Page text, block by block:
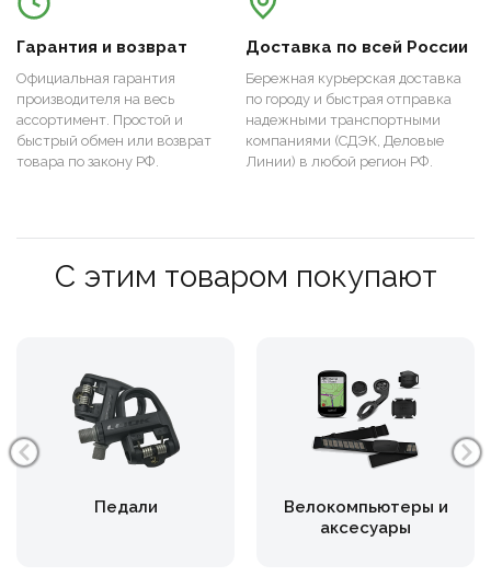
Гарантия и возврат
Официальная гарантия
производителя на весь
ассортимент. Простой и
быстрый обмен или возврат
товара по закону РФ.
Доставка по всей России
Бережная курьерская доставка
по городу и быстрая отправка
надежными транспортными
компаниями (СДЭК, Деловые
Линии) в любой регион РФ.
С этим товаром покупают
Педали
Велокомпьютеры и
аксесуары